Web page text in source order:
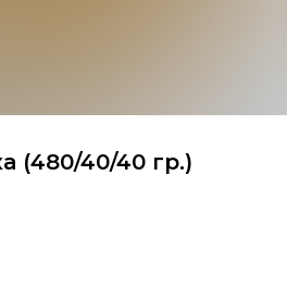
(480/40/40 гр.)